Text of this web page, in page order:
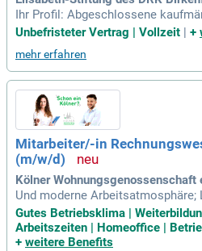
hältst.
Ihr Profil: Abgeschlossene
bzw. eine Weiterbildung zum
und/oder zum Lohnbuchhalter/-in;
ung im Bereich der
ierte Kenntnisse im
Unbefristeter Vertrag | Vollzeit | +
mehr erfahren
Mitarbeiter/-in
(m/w/d)
Kölner Wohnungsgenossenschaft
Und moderne Arbeitsatmosphäre;
ung und
exible Arbeitszeiten und
t- und Fitnessangebote mit
Gutes Betriebsklima |
Arbeitszeiten | Homeoffice |
+ weitere Benefits